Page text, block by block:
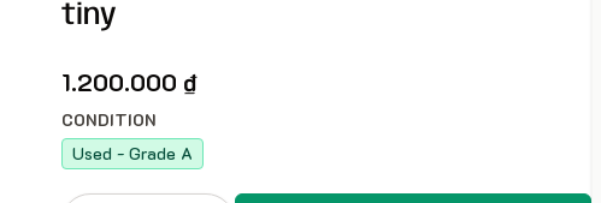
tiny
1.200.000 ₫
CONDITION
Used - Grade A